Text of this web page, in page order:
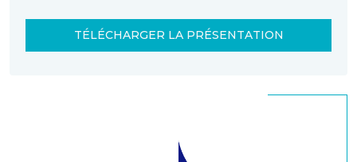
TÉLÉCHARGER LA PRÉSENTATION